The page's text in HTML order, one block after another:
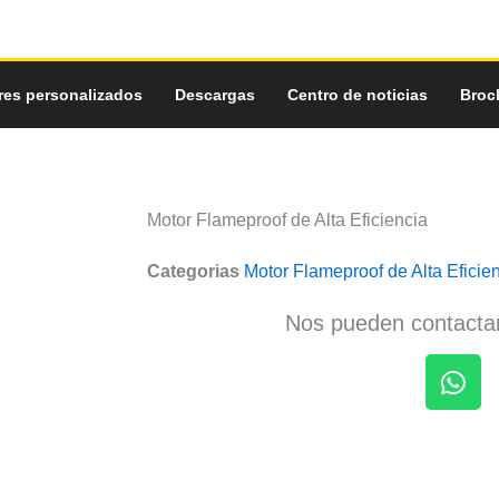
personalizados Descargas Centro de noticias
Motor Flameproof de Alta Eficiencia
Categorias Motor Flameproof de Alta
Nos pueden
W